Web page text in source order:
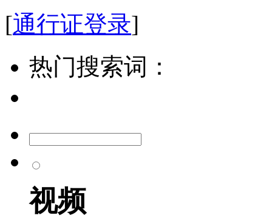
[通行证登录]
热门搜索词：
视频